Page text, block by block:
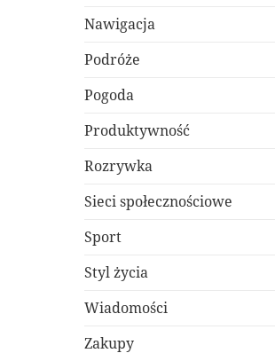
Nawigacja
Podróże
Pogoda
Produktywność
Rozrywka
Sieci społecznościowe
Sport
Styl życia
Wiadomości
Zakupy